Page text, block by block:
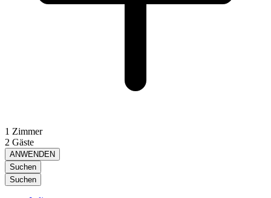
1 Zimmer
2 Gäste
ANWENDEN
Suchen
Suchen